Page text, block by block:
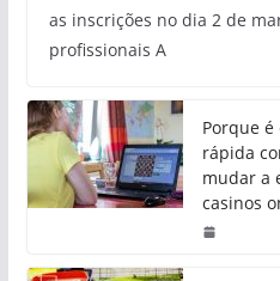
as inscrições no dia 2 de
profissionais A
Porque é
rápida
mudar a
casinos